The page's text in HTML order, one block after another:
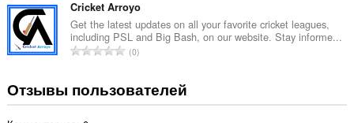
:
е
н
о
к
е
г
о
о
е
н
Cricket Arroyo
Get the latest updates on all your favorite cricket leagues,
including PSL and Big Bash, on our website. Stay informe...
В
г
0
Отзывы пользователей